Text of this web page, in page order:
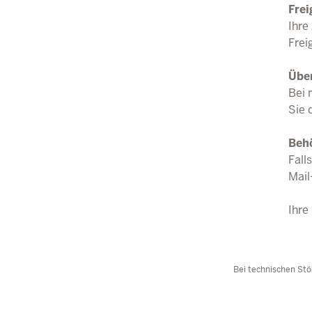
Ihre
Bei
Sie
Ihre
Bei technischen